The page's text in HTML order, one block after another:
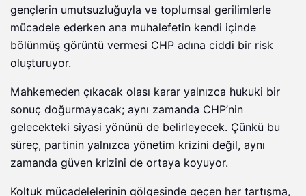
gençlerin umutsuzluğuyla ve toplumsal gerilimlerle
mücadele ederken ana muhalefetin kendi içinde
bölünmüş görüntü vermesi CHP adına ciddi bir risk
oluşturuyor.
Mahkemeden çıkacak olası karar yalnızca hukuki bir
sonuç doğurmayacak; aynı zamanda CHP’nin
gelecekteki siyasi yönünü de belirleyecek. Çünkü bu
süreç, partinin yalnızca yönetim krizini değil, aynı
zamanda güven krizini de ortaya koyuyor.
Koltuk mücadelelerinin gölgesinde geçen her tartışma,